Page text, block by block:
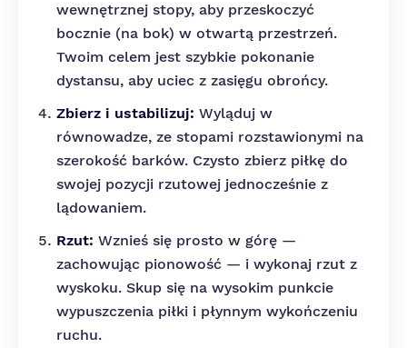
wewnętrznej stopy, aby przeskoczyć
bocznie (na bok) w otwartą przestrzeń.
Twoim celem jest szybkie pokonanie
dystansu, aby uciec z zasięgu obrońcy.
Zbierz i ustabilizuj: Wyląduj w
równowadze, ze stopami rozstawionymi na
szerokość barków. Czysto zbierz piłkę do
swojej pozycji rzutowej jednocześnie z
lądowaniem.
Rzut: Wznieś się prosto w górę —
zachowując pionowość — i wykonaj rzut z
wyskoku. Skup się na wysokim punkcie
wypuszczenia piłki i płynnym wykończeniu
ruchu.